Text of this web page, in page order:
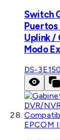
Switch
Puertos
Uplink /
Modo
DS-
EPCOM